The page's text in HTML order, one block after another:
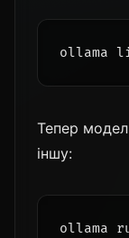
ollama
Тепер
іншу:
ollama